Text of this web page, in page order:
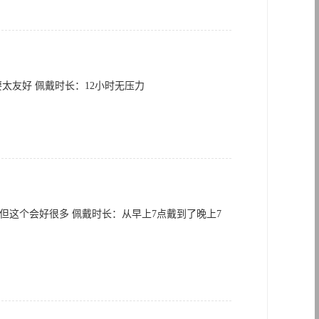
友好 佩戴时长：12小时无压力
这个会好很多 佩戴时长：从早上7点戴到了晚上7